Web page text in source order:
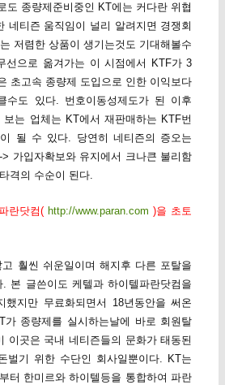
도 종량제준비중인 KT에는 커다란 위협
네티즌 움직임이 널리 알려지면 경쟁회
저렴한 상품이 생기는것도 기대해볼수
선으로 옮겨가는 이 시점에서 KTF가 3
초고속 종량제 도입으로 인한 이익보다
수도 있다. 번호이동성제도가 된 이후
는 업체는 KT에서 재판매하는 KTF번
될 수 있다. 당연히 네티즌의 증오는
가입자확보와 유지에서 크나큰 불리함
격의 수순이 된다.
란닷컴( http://www.paran.com )을 초토
훨씬 쉬운일이며 해지후 다른 포탈을
본 글쓴이도 케텔과 하이텔파란닷컴을
했지만 무료화되면서 18년동안을 써온
가 종량제를 실시하는날에 바로 회원탈
이곳은 국내 네티즌들의 문화가 태동된
벌기 위한 수단인 회사일뿐이다. KT는
터 한미르와 하이텔등을 통합하여 파란